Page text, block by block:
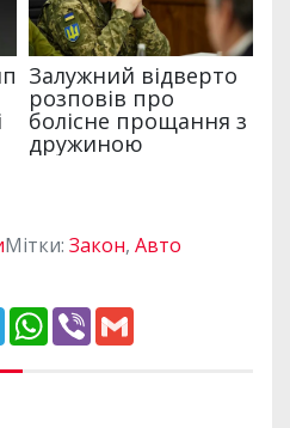
Мітки: Закон, Авто
T
e
e
W
h
V